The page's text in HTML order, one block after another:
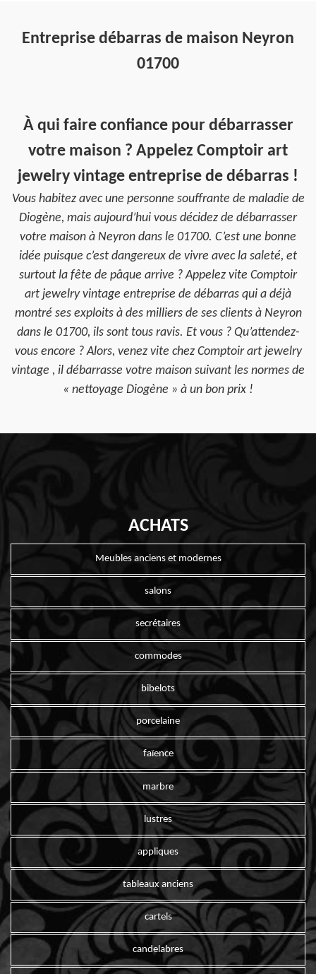
Entreprise débarras de maison Neyron
01700
À qui faire confiance pour débarrasser
votre maison ? Appelez Comptoir art
jewelry vintage entreprise de débarras !
Vous habitez avec une personne souffrante de maladie de
Diogène, mais aujourd’hui vous décidez de débarrasser
votre maison à Neyron dans le 01700. C’est une bonne
idée puisque c’est dangereux de vivre avec la saleté, et
surtout la fête de pâque arrive ? Appelez vite Comptoir
art jewelry vintage entreprise de débarras qui a déjà
montré ses exploits à des milliers de ses clients à Neyron
dans le 01700, ils sont tous ravis. Et vous ? Qu’attendez-
vous encore ? Alors, venez vite chez Comptoir art jewelry
vintage , il débarrasse votre maison suivant les normes de
« nettoyage Diogène » à un bon prix !
ACHATS
Meubles anciens et modernes
salons
secrétaires
commodes
bibelots
porcelaine
faïence
marbre
lustres
appliques
tableaux anciens
cartels
candelabres